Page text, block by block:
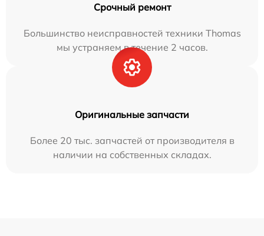
Срочный ремонт
Большинство неисправностей техники Thomas
мы устраняем в течение 2 часов.
Оригинальные запчасти
Более 20 тыс. запчастей от производителя в
наличии на собственных складах.